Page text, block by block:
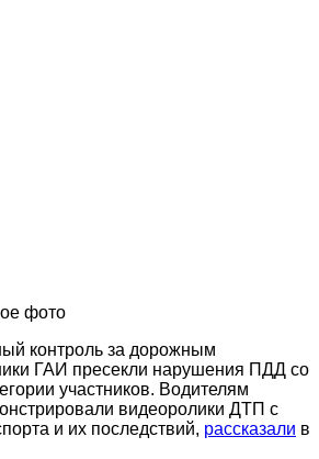
фото
контроль за дорожным
ГАИ пресекли нарушения ПДД со
участников. Водителям
видеоролики ДТП с
и их последствий, рассказали в